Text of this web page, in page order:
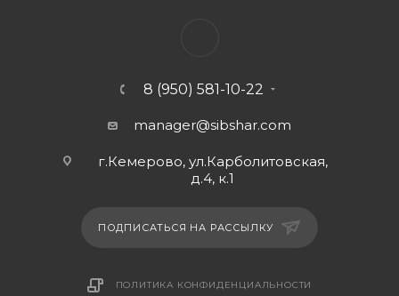
8 (950) 581-10-22
manager@sibshar.com
г.Кемерово, ул.Карболитовская,
д.4, к.1
ПОДПИСАТЬСЯ НА РАССЫЛКУ
ПОЛИТИКА КОНФИДЕНЦИАЛЬНОСТИ